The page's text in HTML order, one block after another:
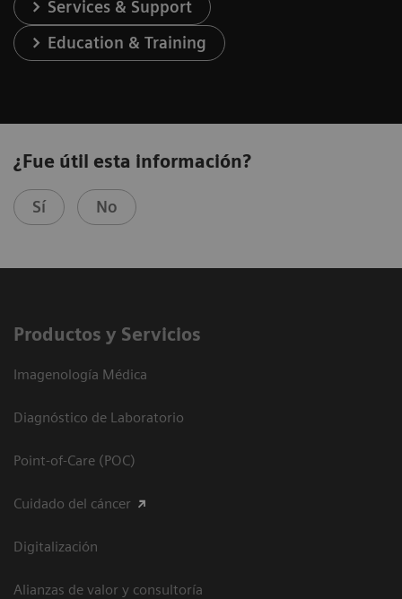
Services & Support
Education & Training
¿Fue útil esta información?
Sí No
Productos y Servicios
Imagenología Médica
Diagnóstico de Laboratorio
Point-of-Care (POC)
Cuidado del cáncer
Digitalización
Alianzas de valor y consultoría